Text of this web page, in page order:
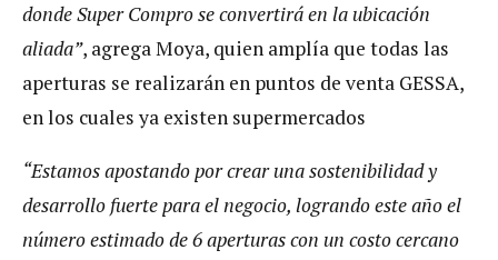
donde Super Compro se convertirá en la ubicación
aliada”, agrega Moya, quien amplía que todas las
aperturas se realizarán en puntos de venta GESSA,
en los cuales ya existen supermercados
“Estamos apostando por crear una sostenibilidad y
desarrollo fuerte para el negocio, logrando este año el
número estimado de 6 aperturas con un costo cercano